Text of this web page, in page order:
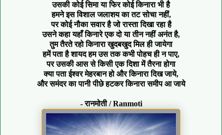
उसकी कोई सिमा या फिर कोई किनारा भी है
हमने इस विशाल जलाशय का तट सोचा नहीं,
पर कोई नौका सवार है जो रास्ता दिखा रहा है
उसने कहा यहाँ किनारे एक दो या तीन नहीं अनंत है,
तुम तैरते रहो किनारा खुदबखुद मिल ही जायेगा
हमें पता है शायद हम उस तक कभी पोहच ही न पाए,
पर उसकी आस से किसी एक दिशा में तैरना होगा
क्या पता ईश्वर मेहरबान हो और किनारा दिख जाये,
और समंदर का पानी पीछे हटकर किनारा समीप आ जाये
- रानमोती / Ranmoti